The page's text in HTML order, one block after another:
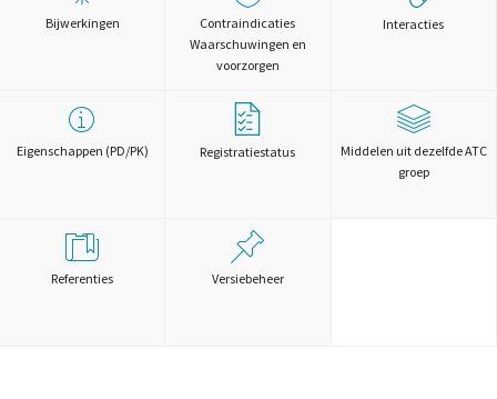
Bijwerkingen
Contraindicaties
Waarschuwingen en
voorzorgen
Interacties
Eigenschappen (PD/PK) Registratiestatus
Middelen uit dezelfde ATC
groep
Referenties Versiebeheer